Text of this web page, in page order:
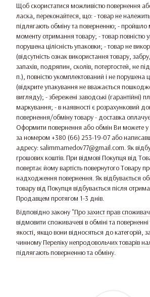
Щоб скористатися можливістю повернення
ласка, переконайтеся, що: - товар не
підлягають обміну та поверненню; - пройшло
моменту отримання товару; - товар повністю
порушена цілісність упаковки; - товар не
(відсутність ознак використання товару,
запахів, подряпин, сколів, потертостей, не
п.), повністю укомплектований і не порушена
(відкрите упакування не вважається
вигляду); - збережені заводські (гарантійні)
маркування; - в наявності є розрахунковий
повернення/обміну товару - доставка
Оформити повернення або обмін Ви можете
за номером +380 (66) 253-19-07 або
адресу: salimmamedov77@gmail.com. Як
грошових коштів. При відмові Покупця від
повертає йому вартість повернутого Товару
надходження повернення. Як відбувається
товару від Покупця відбувається після
Продавцем протягом 1-3 днів.
Відповідно закону "Про захист прав
відмовити споживачеві в обміні та
якості, якщо вони відносяться до категорій,
чинномуПереліку непродовольчих товарів
підлягають поверненню та обміну.